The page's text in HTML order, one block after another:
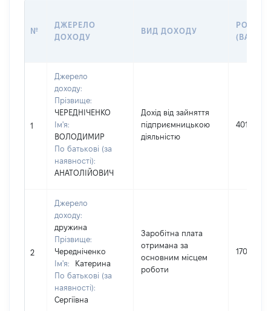
№
ДЖЕРЕЛО
ДОХОДУ
ВИД ДОХОДУ
РОЗМІР
1
Джерело
доходу:
Прізвище:
ЧЕРЕДНІЧЕНКО
Ім'я:
ВОЛОДИМИР
По батькові (за
наявності):
АНАТОЛІЙОВИЧ
Дохід від зайняття
підприємницькою
діяльністю
40162
2
Джерело
доходу:
дружина
Прізвище:
Чередніченко
Ім'я:
Катерина
По батькові (за
наявності):
Сергіївна
Заробітна плата
отримана за
основним місцем
роботи
170605